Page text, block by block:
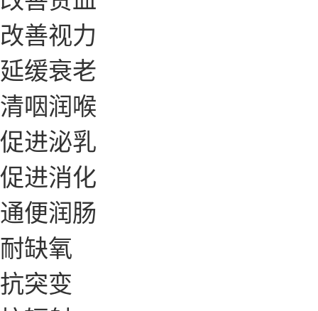
改善视力
延缓衰老
清咽润喉
促进泌乳
促进消化
通便润肠
耐缺氧
抗突变